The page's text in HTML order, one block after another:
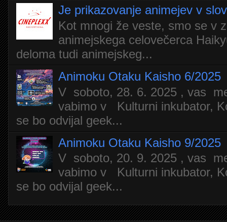
Je prikazovanje animejev v
Kot mnogi že veste, smo se v
animejskega celovečerca
deloma tudi animejskeg...
Animoku Otaku Kaisho 6/2025
V soboto, 28. 6. 2025 , vas
vabimo v Kulturni inkubator,
se bo odvijal geek...
Animoku Otaku Kaisho 9/2025
V soboto, 20. 9. 2025 , vas
vabimo v Kulturni inkubator,
se bo odvijal geek...